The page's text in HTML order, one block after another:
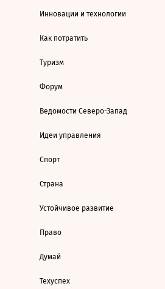
Инновации и технологии
Как потратить
Туризм
Форум
Ведомости Северо-Запад
Идеи управления
Спорт
Страна
Устойчивое развитие
Право
Думай
Техуспех